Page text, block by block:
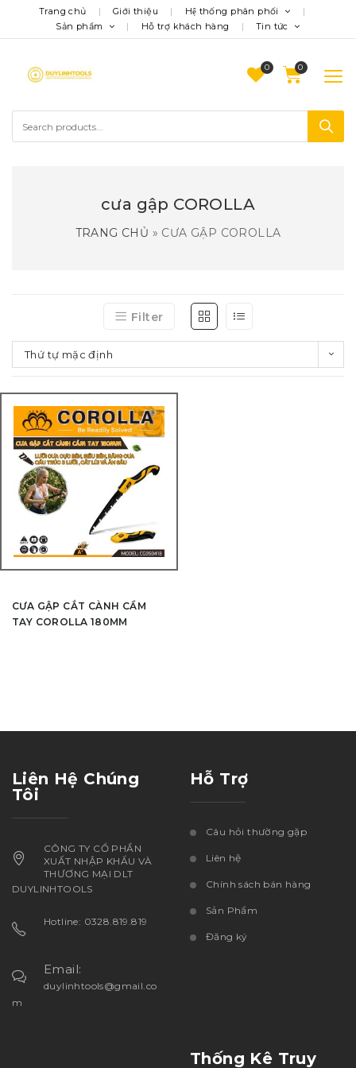
Trang chủ Giới thiệu
Hệ thống phân phối
Sản phẩm
Hỗ trợ khách hàng Tin tức
0
cưa gập COROLLA
TRANG CHỦ » CƯA GẬP COROLLA
Filter
Thứ tự mặc định
CƯA GẬP CẮT CÀNH CẦM
TAY COROLLA 180MM
Liên Hệ Chúng
Tôi
CÔNG TY CỔ PHẦN
XUẤT NHẬP KHẨU VÀ
THƯƠNG MẠI DLT
DUYLINHTOOLS
Hotline: 0328.819.819
Email:
duylinhtools@gmail.co
m
Hỗ Trợ
Câu hỏi thường gặp
Liên hệ
Chính sách bán hàng
Sản Phẩm
Đăng ký
Thống Kê Truy